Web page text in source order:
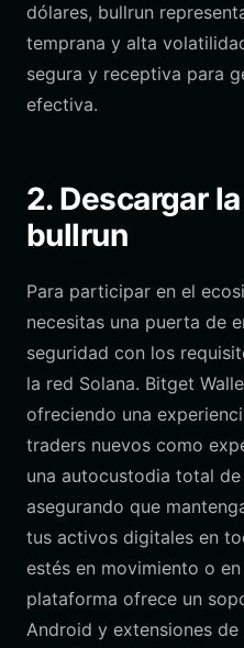
dólares, bullrun
temprana y alta
segura y receptiva para
efectiva.
2. Descargar
bullrun
Para participar en el
necesitas una puerta de
seguridad con los
la red Solana. Bitget
ofreciendo una
traders nuevos como
una autocustodia total
asegurando que
tus activos digitales en
estés en movimiento o
plataforma ofrece un
Android y extensiones